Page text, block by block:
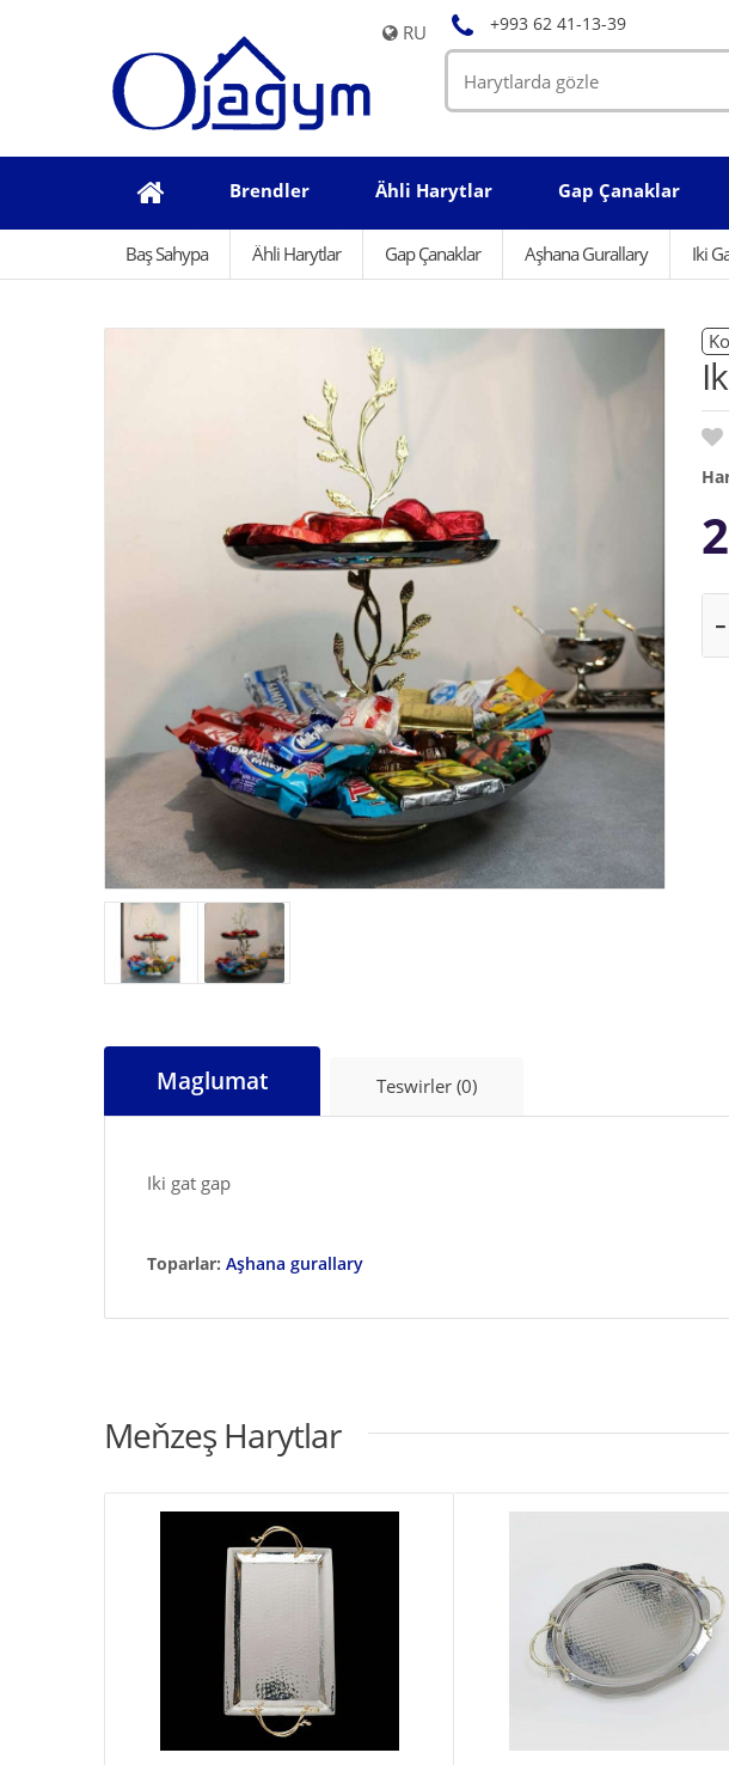
RU +993 62 41-13-39
Brendler Ähli Harytlar Gap Çanaklar
Baş Sahypa Ähli Harytlar Gap Çanaklar Aşhana Gurallary Iki
Maglumat Teswirler (0)
Iki gat gap
Toparlar: Aşhana gurallary
Meňzeş Harytlar